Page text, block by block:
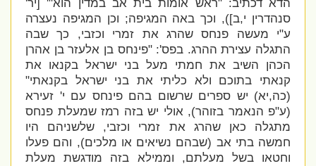
הדא דכתיב: "ראש אומות בית אב במדין הוא"' [יר'
סנהדרין י,ב]), וכך באה המגיפה; וכן המגיפה נעצרה
ע"י מעשה פנחס שהרג את זמרי וכזבי, כך שבה
התגלה עצירת ההרג. בפס': "פינחס בן אלעזר בן אהרן
הכהן השיב את חמתי מעל בני ישראל בקנאו את
קנאתי בתוכם ולא כליתי את בני ישראל בקנאתי"
(כה,יא) יש ספרים שרשום בהם פינחס עם י' זעירא
(ע"פ הנאמר בזוהר), אולי יש בזה רמז שמעלת פנחס
מתגלה כאן שהרג את זמרי וכזבי, שלשניהם היו
חמשה בתי אב (שבהם נשיאים או מלכים), והם פעלו
וחטאו בשל מעלתם, וממילא בזה מודגשת מעלת